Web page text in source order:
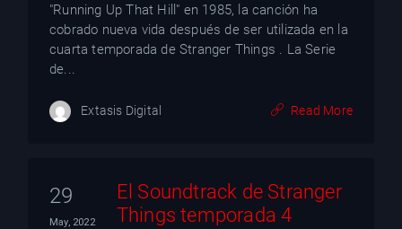
"Running Up That Hill" en 1985, la canción ha
cobrado nueva vida después de ser utilizada en la
cuarta temporada de Stranger Things . La Serie
de...
Extasis Digital Read More
29
May, 2022
El Soundtrack de Stranger
Things temporada 4